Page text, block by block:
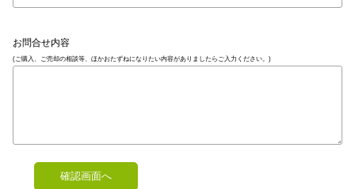
お問合せ内容
(ご購入、ご売却の相談等、ほかおたずねになりたい内容がありましたらご入力ください。)